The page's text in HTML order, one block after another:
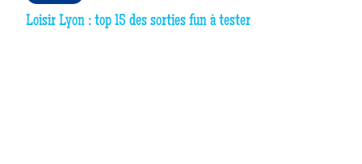
Loisir Lyon : top 15 des sorties fun à tester